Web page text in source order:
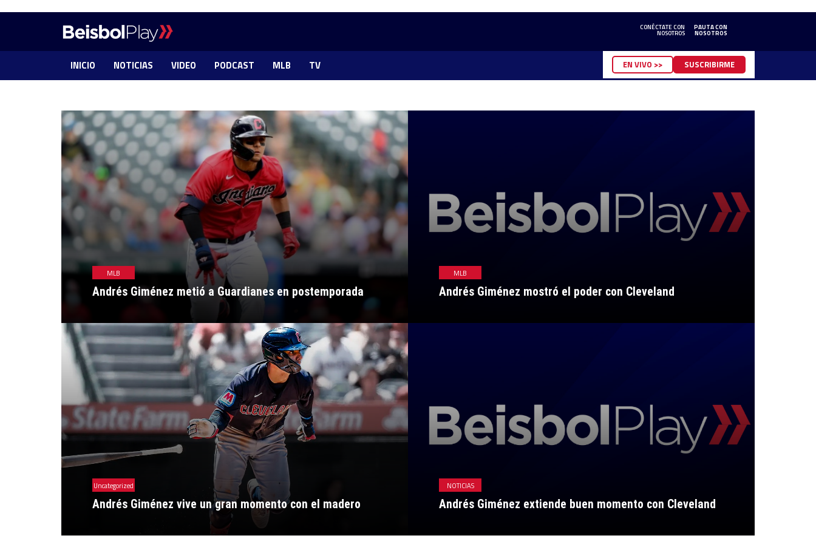
CONÉCTATE CON
NOSOTROS
PAUTA CON
NOSOTROS
INICIO NOTICIAS VIDEO PODCAST MLB TV EN VIVO >> SUSCRIBIRME
MLB
Andrés Giménez metió a Guardianes en postemporada
Uncategorized
Andrés Giménez vive un gran momento con el madero
MLB
Andrés Giménez mostró el poder con Cleveland
NOTICIAS
Andrés Giménez extiende buen momento con Cleveland